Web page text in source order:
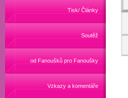
Tisk/ Články
Soutěž
od Fanoušků pro Fanoušky
Vzkazy a komentáře